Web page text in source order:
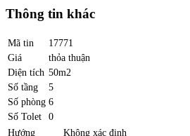
Thông tin khác
Mã tin
17771
Giá
thỏa thuận
Diện tích 50m2
Số tầng
5
Số phòng 6
Số Tolet
0
Hướng
Không xác định